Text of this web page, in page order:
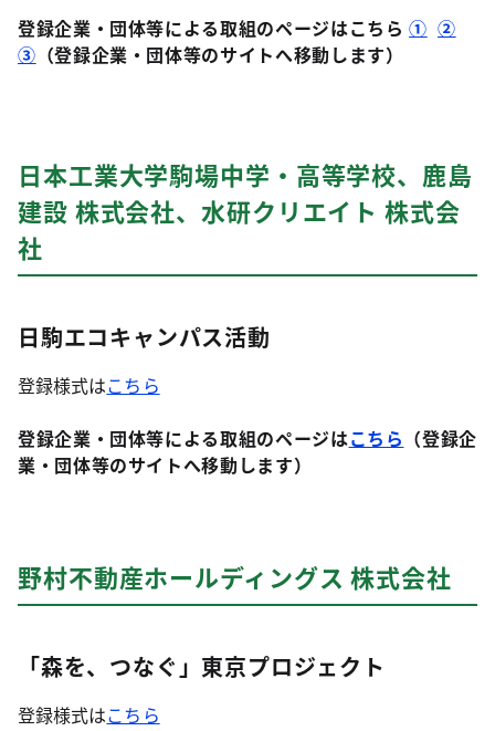
登録企業・団体等による取組のページはこちら① ②
③ （登録企業・団体等のサイトへ移動します）
日本工業大学駒場中学・高等学校、鹿島
建設 株式会社、水研クリエイト 株式会
社
日駒エコキャンパス活動
登録様式はこちら
登録企業・団体等による取組のページはこちら （登録企
業・団体等のサイトへ移動します）
野村不動産ホールディングス 株式会社
「森を、つなぐ」東京プロジェクト
登録様式はこちら